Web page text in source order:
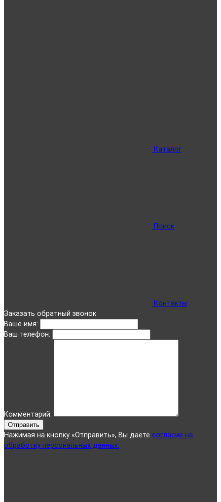
Каталог
Поиск
Контакты
Заказать обратный звонок
Ваше имя:
Ваш телефон:
Комментарий:
Отправить
Нажимая на кнопку «Отправить», Вы даете согласие на
обработку персональных данных.